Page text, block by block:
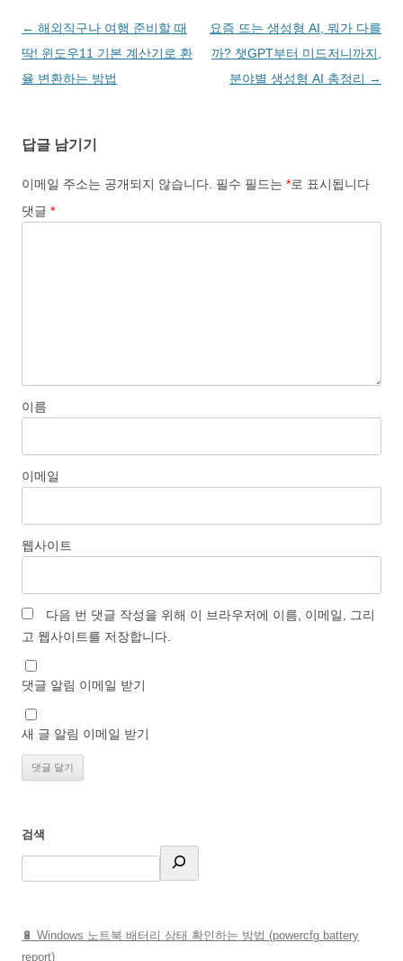
글
네
비
션
← 해외직구나 여행 준비할 때
딱! 윈도우11 기본 계산기로 환
율 변환하는 방법
요즘 뜨는 생성형 AI, 뭐가 다를
까? 챗GPT부터 미드저니까지,
분야별 생성형 AI 총정리 →
답글 남기기
이메일 주소는 공개되지 않습니다. 필수 필드는 *로 표시됩니다
댓글 *
이름
이메일
웹사이트
다음 번 댓글 작성을 위해 이 브라우저에 이름, 이메일, 그리
고 웹사이트를 저장합니다.
댓글 알림 이메일 받기
새 글 알림 이메일 받기
검색
🔋 Windows 노트북 배터리 상태 확인하는 방법 (powercfg battery
report)